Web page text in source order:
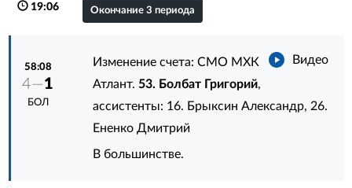
19:06 Окончание 3 периода
58:08
4—1
БОЛ
Видео
Изменение счета: СМО МХК
Атлант.53. Болбат Григорий,
ассистенты: 16. Брыксин Александр, 26.
Ененко Дмитрий
В большинстве.